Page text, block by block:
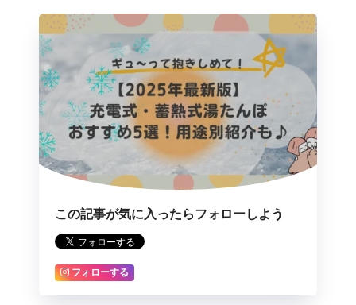
この記事が気に入ったらフォローしよう
フォローする